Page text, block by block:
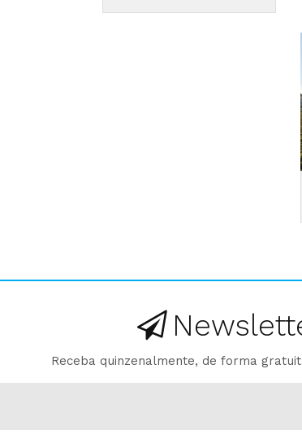
Receba quinzenalmente, de forma